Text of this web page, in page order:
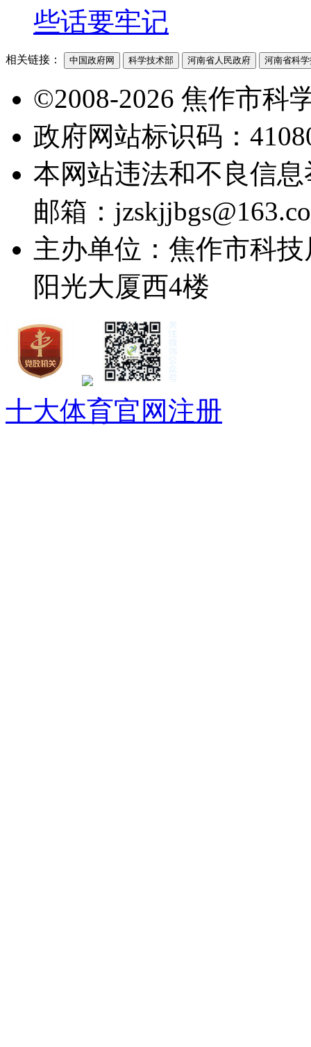
些话要牢记
相关链接： 中国政府网 科学技术部 河南省人民政府 河南省科
©2008-2026 焦作市科
政府网站标识码：
本网站违法和不良信息
邮箱：
主办单位：焦作市科
阳光大厦西4楼
十大体育官网注册